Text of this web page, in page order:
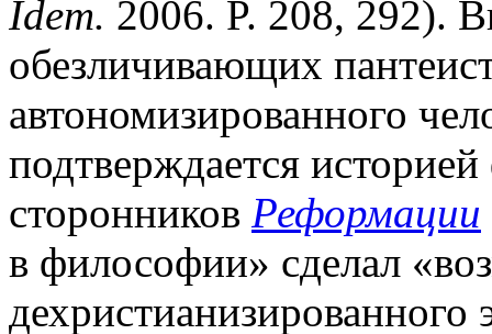
Idem. 2006. P. 208, 292).
обезличивающих
автономизированного
подтверждается
сторонников Реформации
в философии» сделал
дехристианизированного